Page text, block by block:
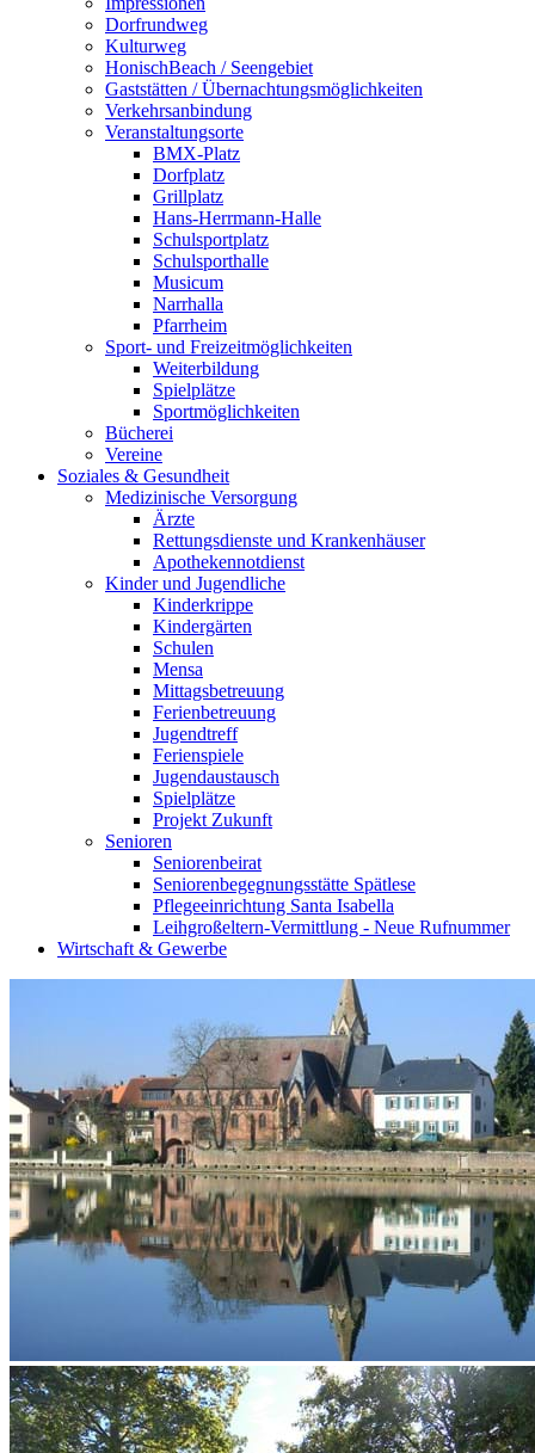
Dorfrundweg
Kulturweg
HonischBeach / Seengebiet
Gaststätten / Übernachtungsmöglichkeiten
Verkehrsanbindung
Veranstaltungsorte
BMX-Platz
Dorfplatz
Grillplatz
Hans-Herrmann-Halle
Schulsportplatz
Schulsporthalle
Musicum
Narrhalla
Pfarrheim
Sport- und Freizeitmöglichkeiten
Weiterbildung
Spielplätze
Sportmöglichkeiten
Bücherei
Vereine
Soziales & Gesundheit
Medizinische Versorgung
Ärzte
Rettungsdienste und Krankenhäuser
Apothekennotdienst
Kinder und Jugendliche
Kinderkrippe
Kindergärten
Schulen
Mensa
Mittagsbetreuung
Ferienbetreuung
Jugendtreff
Ferienspiele
Jugendaustausch
Spielplätze
Projekt Zukunft
Senioren
Seniorenbeirat
Seniorenbegegnungsstätte Spätlese
Pflegeeinrichtung Santa Isabella
Leihgroßeltern-Vermittlung - Neue Rufnummer
Wirtschaft & Gewerbe